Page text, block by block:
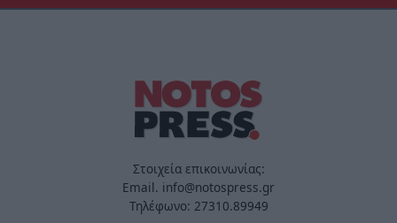
Στοιχεία επικοινωνίας:
Email. info@notospress.gr
Τηλέφωνο: 27310.89949